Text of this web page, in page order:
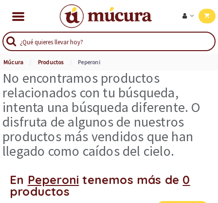
Múcura Productos Peperoni
No encontramos productos
relacionados con tu búsqueda,
intenta una búsqueda diferente. O
disfruta de algunos de nuestros
productos más vendidos que han
llegado como caídos del cielo.
En Peperoni tenemos más de 0
productos